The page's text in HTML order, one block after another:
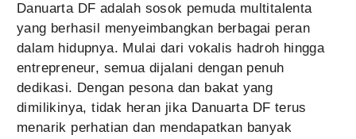
Danuarta DF adalah sosok pemuda multitalenta
yang berhasil menyeimbangkan berbagai peran
dalam hidupnya. Mulai dari vokalis hadroh hingga
entrepreneur, semua dijalani dengan penuh
dedikasi. Dengan pesona dan bakat yang
dimilikinya, tidak heran jika Danuarta DF terus
menarik perhatian dan mendapatkan banyak